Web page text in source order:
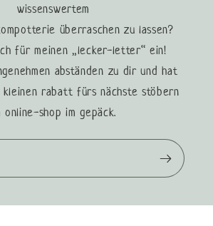
wissenswertem
überraschen zu lassen?
für meinen „lecker-letter“ ein!
abständen zu dir und hat
kleinen rabatt fürs nächste stöbern
online-shop im gepäck.